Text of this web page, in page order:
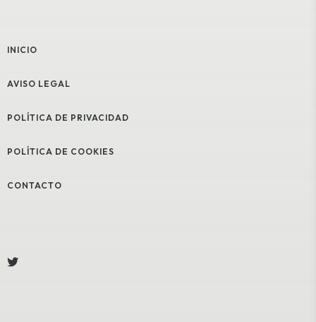
INICIO
AVISO LEGAL
POLÍTICA DE PRIVACIDAD
POLÍTICA DE COOKIES
CONTACTO